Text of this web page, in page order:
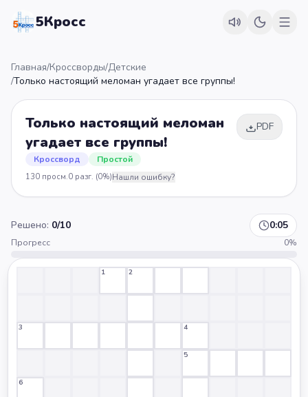
5Кросс
Главная/Кроссворды/Детские
/Только настоящий меломан угадает все группы!
Только настоящий меломан
угадает все группы!
Кроссворд Простой
PDF
130 просм.0 разг. (0%)Нашли ошибку?
Решено: 0/10 0:05
Прогресс 0%
1 2
3 4
5
6